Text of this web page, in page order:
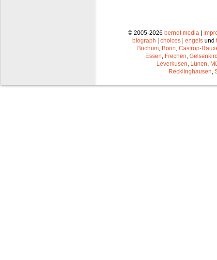
© 2005-2026 berndt media |
biograph | choices | engels und
Bochum Bonn Castrop-
Essen Frechen
Leverkusen Lünen
Recklinghausen